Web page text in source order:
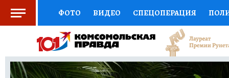
ФОТО ВИДЕО СПЕЦОПЕРАЦИЯ
СОЦПОДДЕРЖКА НАУКА СПОРТ
ВЫБОР ЭКСПЕРТОВ ДОКТОР